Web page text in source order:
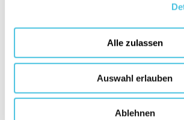
Alle zulassen
Auswahl erlauben
Ablehnen